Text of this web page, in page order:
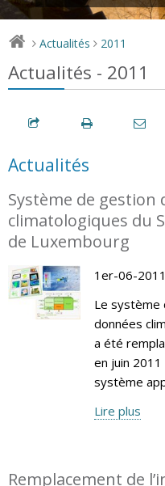
> Actualités > 2011
Actualités - 2011
Actualités
Système de gestion
climatologiques du
de Luxembourg
1er-06-2011
Le système
données
a été
en juin 2011
système
Lire plus
Remplacement de